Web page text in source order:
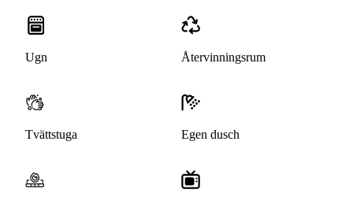
Ugn Återvinningsrum
Tvättstuga Egen dusch